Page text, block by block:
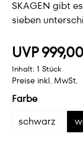
SKAGEN gibt
sieben
UVP
Inhalt: 1 Stück
Preise inkl. MwSt.
Farbe
schwarz